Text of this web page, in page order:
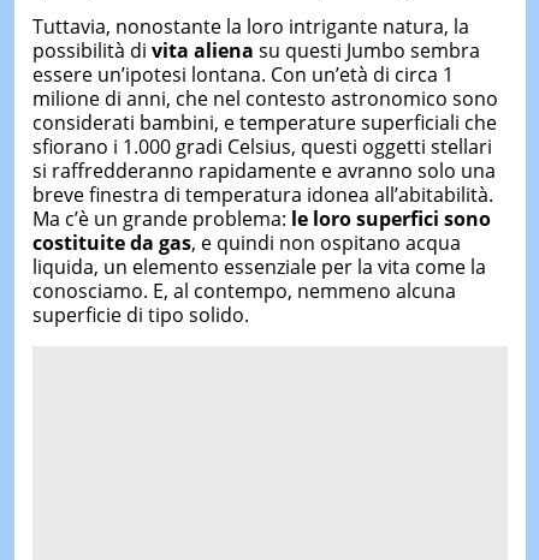
Tuttavia, nonostante la loro intrigante natura, la
possibilità di vita aliena su questi Jumbo sembra
essere un’ipotesi lontana. Con un’età di circa 1
milione di anni, che nel contesto astronomico sono
considerati bambini, e temperature superficiali che
sfiorano i 1.000 gradi Celsius, questi oggetti stellari
si raffredderanno rapidamente e avranno solo una
breve finestra di temperatura idonea all’abitabilità.
Ma c’è un grande problema: le loro superfici sono
costituite da gas, e quindi non ospitano acqua
liquida, un elemento essenziale per la vita come la
conosciamo. E, al contempo, nemmeno alcuna
superficie di tipo solido.